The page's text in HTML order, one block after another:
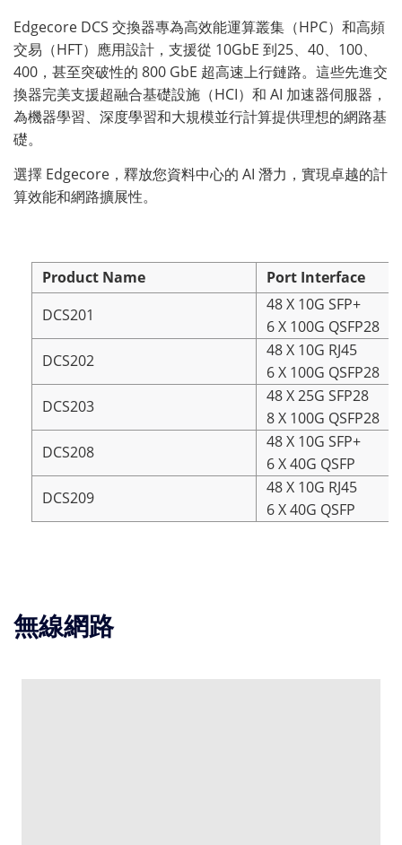
Edgecore DCS 交換器專為高效能運算叢集 （HPC） 和高頻
交易 （HFT） 應用設計，支援從 10GbE 到25、40、100、
400，甚至突破性的 800 GbE 超高速上行鏈路。這些先進交
換器完美支援超融合基礎設施 （HCI） 和 AI 加速器伺服器，
為機器學習、深度學習和大規模並行計算提供理想的網路基
礎。
選擇 Edgecore，釋放您資料中心的 AI 潛力，實現卓越的計
算效能和網路擴展性。
Product Name
Port Interface
DCS201
48 X 10G SFP+
6 X 100G QSFP28
DCS202
48 X 10G RJ45
6 X 100G QSFP28
DCS203
48 X 25G SFP28
8 X 100G QSFP28
DCS208
48 X 10G SFP+
6 X 40G QSFP
DCS209
48 X 10G RJ45
6 X 40G QSFP
無線網路